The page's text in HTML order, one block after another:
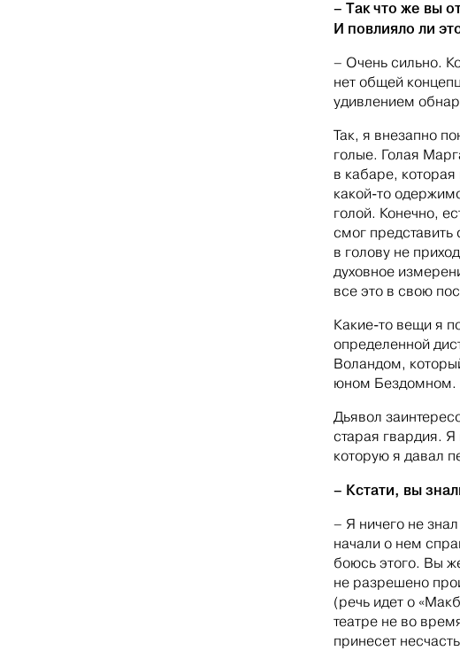
– Так что же вы
И повлияло ли
– Очень сильно.
нет общей
удивлением
Так, я внезапно
голые. Голая
в кабаре,
какой‑то
голой. Конечно,
смог
в голову не
духовное
все это в свою
Какие‑то вещи я
определенной
Воландом,
юном Бездомном.
Дьявол
старая гвардия.
которую я давал
– Кстати, вы
– Я ничего не
начали о нем
боюсь этого. Вы
не разрешено
(речь идет о
театре не во
принесет